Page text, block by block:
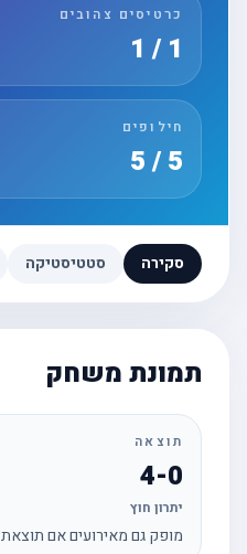
כרטיסים צהובים
חילופים
סקירה סטטיסטיקה
תמונת משחק
תוצאה
4-0
יתרון חוץ
מופק גם מאירועים אם תוצאת ה־API לא זמינה